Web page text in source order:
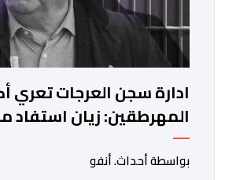
ادارة سجن العرجات تعري
استشارة و50 فحصا طبيا
بواسطة أحداث. أنفو